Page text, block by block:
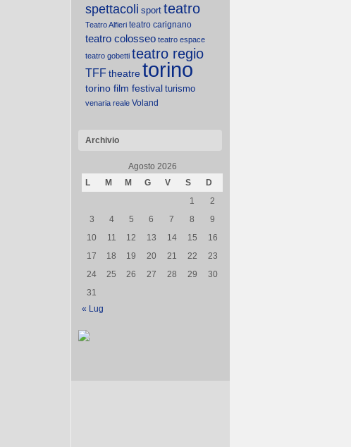
spettacoli sport teatro
Teatro Alfieri teatro carignano
teatro colosseo teatro espace
teatro gobetti teatro regio
TFFtheatretorino
torino film festival turismo
venaria reale Voland
Archivio
Agosto 2026
L
M M G V S
D
1
2
3
4 5 6 7 8
9
10
11 12 13 14 15
16
17
18 19 20 21 22
23
24
25 26 27 28 29
30
31
« Lug